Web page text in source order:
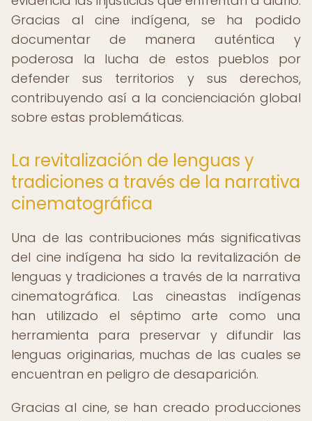
Gracias al cine indígena, se ha podido
documentar de manera auténtica y
poderosa la lucha de estos pueblos por
defender sus territorios y sus derechos,
contribuyendo así a la concienciación global
sobre estas problemáticas.
La revitalización de lenguas y
tradiciones a través de la narrativa
cinematográfica
Una de las contribuciones más significativas
del cine indígena ha sido la revitalización de
lenguas y tradiciones a través de la narrativa
cinematográfica. Las cineastas indígenas
han utilizado el séptimo arte como una
herramienta para preservar y difundir las
lenguas originarias, muchas de las cuales se
encuentran en peligro de desaparición.
Gracias al cine, se han creado producciones